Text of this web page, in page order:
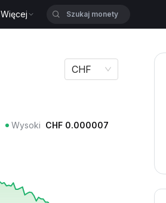
Więcej
CHF
Wysoki CHF 0.000007